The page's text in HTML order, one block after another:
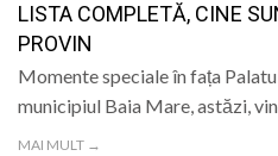
LISTA COMPLETĂ, CINE
PROVIN
Momente speciale în fața
municipiul Baia Mare, astăzi,
MAI MULT →